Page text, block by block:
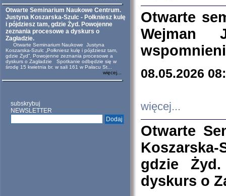
Otwarte Seminarium Naukowe Centrum.
Justyna Koszarska-Szulc - Połkniesz kulę
i pójdziesz tam, gdzie Żyd. Powojenne
zeznania procesowe a dyskurs o
Zagładzie.
Otwarte Seminarium Naukowe Justyna
Koszarska-Szulc „Połkniesz kulę i pójdziesz tam,
gdzie Żyd”. Powojenne zeznania procesowe a
dyskurs o Zagładzie Spotkanie odbędzie się w
środę 15 kwietnia br. w sali 161 w Pałacu St...
więcej...
subskrybuj
NEWSLETTER
Otwarte
Wejman
08.05.2026
więcej...
Otwarte
Koszarska-
gdzie
dyskurs o